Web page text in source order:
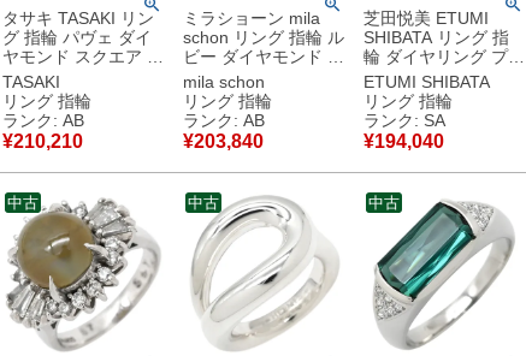
タサキ TASAKI リン
グ 指輪 パヴェ ダイ
ヤモンド スクエア コ
ンビ イエローゴール
ド×プラチナシルバー
Au750 18K 18金 プ
ラチナ900 10.5号
【ケース】 【中古】
中古品
TASAKI
リング 指輪
ランク: AB
¥210,210
ミラショーン mila
schon リング 指輪 ル
ビー ダイヤモンド レ
ッド×プラチナシルバ
ー×イエローゴールド
Au750 18K プラチナ
Pt900 コンビ オーバ
ル 10.5号 【中古】中
古品
mila schon
リング 指輪
ランク: AB
¥203,840
芝田悦美 ETUMI
SHIBATA リング 指
輪 ダイヤリング プラ
チナシルバー デザイ
ンリング ウエーブ プ
ラチナ 18号
6277570 【保証書】
【中古】新品同様品
ETUMI SHIBATA
リング 指輪
ランク: SA
¥194,040
中古 中古 中古